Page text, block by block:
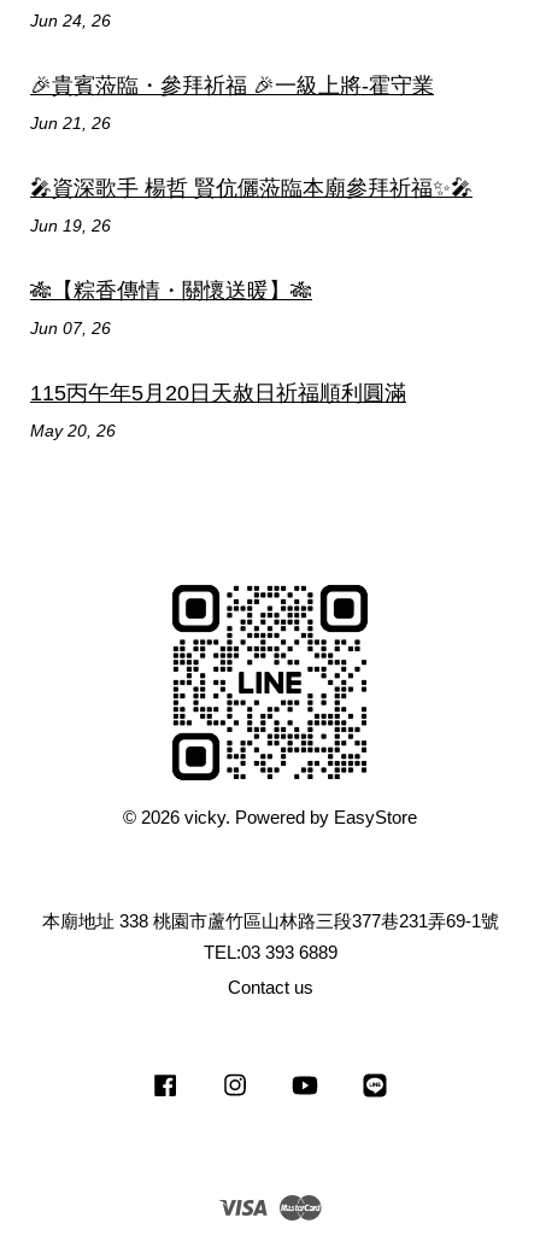
Jun 24, 26
🎉貴賓蒞臨・參拜祈福 🎉一級上將-霍守業
Jun 21, 26
🎤資深歌手 楊哲 賢伉儷蒞臨本廟參拜祈福✨🎤
Jun 19, 26
🎋【粽香傳情・關懷送暖】🎋
Jun 07, 26
115丙午年5月20日天赦日祈福順利圓滿
May 20, 26
© 2026 vicky. Powered by EasyStore
本廟地址 338 桃園市蘆竹區山林路三段377巷231弄69-1號
TEL:03 393 6889
Contact us
Facebook Instagram YouTube
Visa